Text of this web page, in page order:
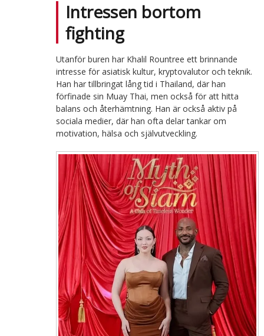
Intressen bortom
fighting
Utanför buren har Khalil Rountree ett brinnande
intresse för asiatisk kultur, kryptovalutor och teknik.
Han har tillbringat lång tid i Thailand, där han
förfinade sin Muay Thai, men också för att hitta
balans och återhämtning. Han är också aktiv på
sociala medier, där han ofta delar tankar om
motivation, hälsa och självutveckling.